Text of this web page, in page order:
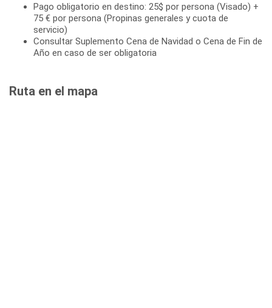
Pago obligatorio en destino: 25$ por persona (Visado) +
75 € por persona (Propinas generales y cuota de
servicio)
Consultar Suplemento Cena de Navidad o Cena de Fin de
Año en caso de ser obligatoria
Ruta en el mapa